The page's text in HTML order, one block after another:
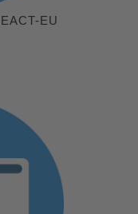
EU